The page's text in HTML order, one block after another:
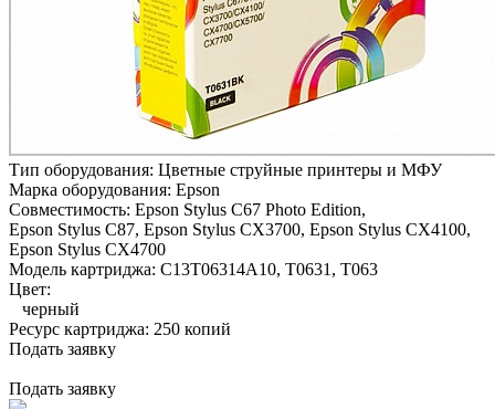
Тип оборудования: Цветные струйные принтеры и МФУ
Марка оборудования: Epson
Совместимость: Epson Stylus C67 Photo Edition,
Epson Stylus C87, Epson Stylus CX3700, Epson Stylus CX4100,
Epson Stylus CX4700
Модель картриджа: C13T06314A10, T0631, T063
Цвет:
черный
Ресурс картриджа: 250 копий
Подать заявку
Подать заявку